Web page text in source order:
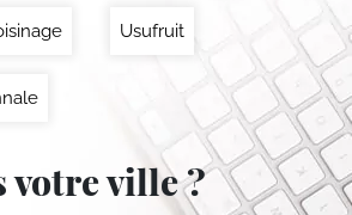
Usufruit
votre ville ?